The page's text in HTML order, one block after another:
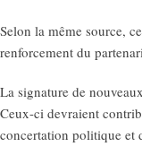
Selon la même source,
renforcement du
La signature de
Ceux-ci devraient
concertation politique et